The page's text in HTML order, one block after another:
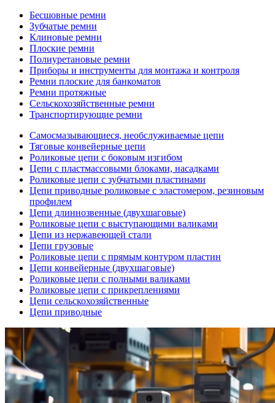
Бесшовные ремни
Зубчатые ремни
Клиновые ремни
Плоские ремни
Полиуретановые ремни
Приборы и инструменты для монтажа и контроля
Ремни плоские для банкоматов
Ремни протяжные
Сельскохозяйственные ремни
Транспортирующие ремни
Самосмазывающиеся, необслуживаемые цепи
Тяговые конвейерные цепи
Роликовые цепи с боковым изгибом
Цепи с пластмассовыми блоками, насадками
Роликовые цепи с зубчатыми пластинами
Цепи приводные роликовые с эластомером, резиновым
профилем
Цепи длиннозвенные (двухшаговые)
Роликовые цепи с выступающими валиками
Цепи из нержавеющей стали
Цепи грузовые
Роликовые цепи с прямым контуром пластин
Цепи конвейерные (двухшаговые)
Роликовые цепи с полными валиками
Роликовые цепи с прикреплениями
Цепи сельскохозяйственные
Цепи приводные